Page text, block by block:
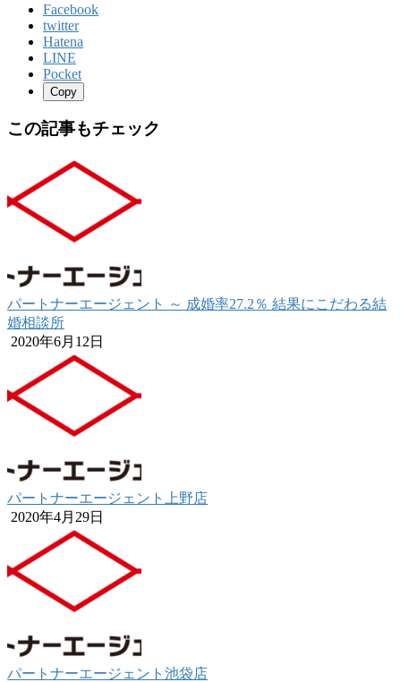
Facebook
twitter
Hatena
LINE
Pocket
Copy
この記事もチェック
パートナーエージェント ～ 成婚率27.2％ 結果にこだわる結
婚相談所
2020年6月12日
パートナーエージェント上野店
2020年4月29日
パートナーエージェント池袋店